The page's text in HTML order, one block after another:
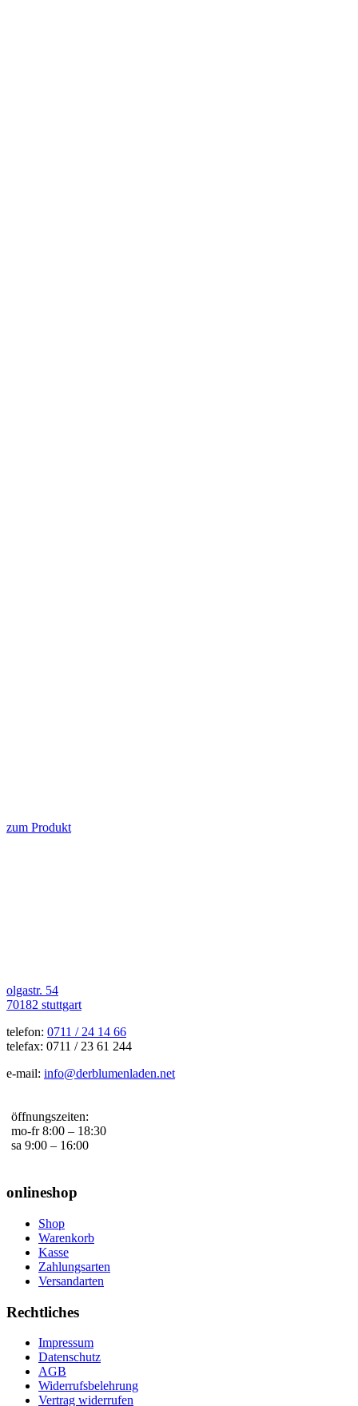
zum Produkt
olgastr. 54
70182 stuttgart
telefon: 0711 / 24 14 66
telefax: 0711 / 23 61 244
e-mail: info@derblumenladen.net
öffnungszeiten:
mo-fr 8:00 – 18:30
sa 9:00 – 16:00
onlineshop
Shop
Warenkorb
Kasse
Zahlungsarten
Versandarten
Rechtliches
Impressum
Datenschutz
AGB
Widerrufsbelehrung
Vertrag widerrufen